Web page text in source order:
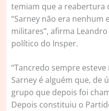
temiam que a reabertura
“Sarney não era nenhum
militares”, afirma
político do Insper.
“Tancredo sempre
Sarney é alguém que, de
grupo que depois foi
Depois constituiu o